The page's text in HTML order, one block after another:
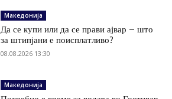
Македонија
Да се купи или да се прави ајвар – што
за штипјани е поисплатливо?
08.08.2026 13:30
Македонија